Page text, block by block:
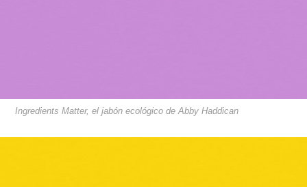
Ingredients Matter, el jabón ecológico de Abby Haddican